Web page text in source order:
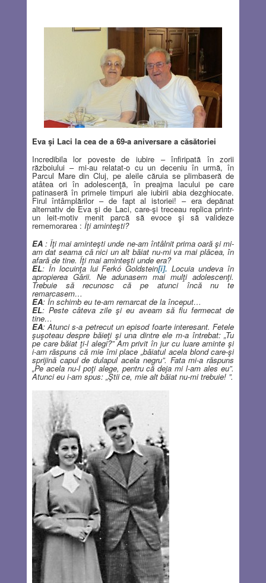
Eva şi Laci la cea de a 69-a aniversare a căsătoriei
Incredibila lor poveste de iubire – înfiripată în zorii
războiului – mi-au relatat-o cu un deceniu în urmă, în
Parcul Mare din Cluj, pe aleile căruia se plimbaseră de
atâtea ori în adolescenţă, în preajma lacului pe care
patinaseră în primele timpuri ale iubirii abia dezghiocate.
Firul întâmplărilor – de fapt al istoriei! – era depănat
alternativ de Eva şi de Laci, care-şi treceau replica printr-
un leit-motiv menit parcă să evoce şi să valideze
rememorarea : Îţi aminteşti?
EA: Îţi mai aminteşti unde ne-am întâlnit prima oară şi mi-
am dat seama că nici un alt băiat nu-mi va mai plăcea, în
afară de tine. Îţi mai aminteşti unde era?
EL: În locuinţa lui Ferkó Goldstein[i].Locuia undeva în
apropierea Gării. Ne adunasem mai mulţi adolescenţi.
Trebuie să recunosc că pe atunci încă nu te
remarcasem…
EA: În schimb eu te-am remarcat de la început…
EL: Peste câteva zile şi eu aveam să fiu fermecat de
tine…
EA: Atunci s-a petrecut un episod foarte interesant. Fetele
şuşoteau despre băieţi şi una dintre ele m-a întrebat: „Tu
pe care băiat ţi-l alegi?” Am privit în jur cu luare aminte şi
i-am răspuns că mie îmi place „băiatul acela blond care-şi
sprijină capul de dulapul acela negru”. Fata mi-a răspuns
„Pe acela nu-l poţi alege, pentru că deja mi l-am ales eu”.
Atunci eu i-am spus: „Ştii ce, mie alt băiat nu-mi trebuie! ”.